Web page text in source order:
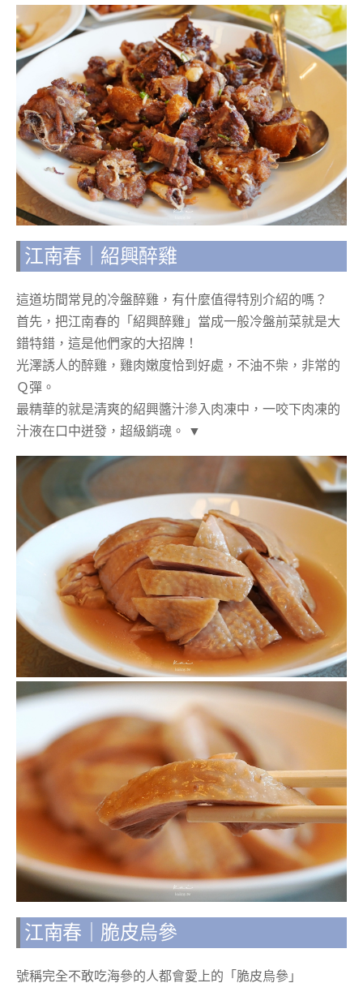
江南春｜紹興醉雞
這道坊間常見的冷盤醉雞，有什麼值得特別介紹的嗎？
首先，把江南春的「紹興醉雞」當成一般冷盤前菜就是大
錯特錯，這是他們家的大招牌！
光澤誘人的醉雞，雞肉嫩度恰到好處，不油不柴，非常的
Ｑ彈。
最精華的就是清爽的紹興醬汁滲入肉凍中，一咬下肉凍的
汁液在口中迸發，超級銷魂。 ▼
江南春｜脆皮烏參
號稱完全不敢吃海參的人都會愛上的「脆皮烏參」